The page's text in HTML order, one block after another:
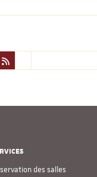
des salles